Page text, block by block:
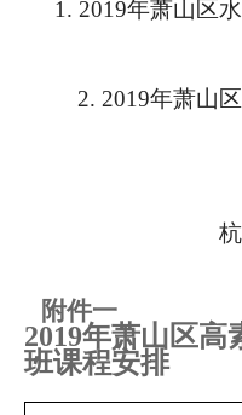
1. 2019年萧山区
2. 2019年萧山
附件一
2019年萧山区高
班课程安排